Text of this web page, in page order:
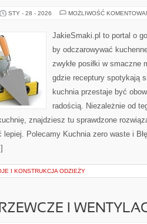
STY - 28 - 2026 MOŻLIWOŚĆ
JakieSmaki.pl to portal o
by odczarowywać
zwykłe posiłki w smaczne
gdzie receptury spotykają
kuchnia przestaje być
radością. Niezależnie od
znajdziesz tu sprawdzone
Polecamy Kuchnia zero waste i
I KONSTRUKCJA ODZIEŻY
I